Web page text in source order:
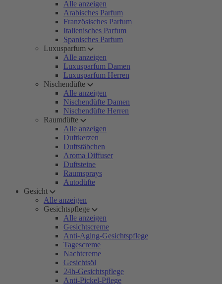
Alle anzeigen
Arabisches Parfum
Französisches Parfum
Italienisches Parfum
Spanisches Parfum
Luxusparfum
Alle anzeigen
Luxusparfum Damen
Luxusparfum Herren
Nischendüfte
Alle anzeigen
Nischendüfte Damen
Nischendüfte Herren
Raumdüfte
Alle anzeigen
Duftkerzen
Duftstäbchen
Aroma Diffuser
Duftsteine
Raumsprays
Autodüfte
Gesicht
Alle anzeigen
Gesichtspflege
Alle anzeigen
Gesichtscreme
Anti-Aging-Gesichtspflege
Tagescreme
Nachtcreme
Gesichtsöl
24h-Gesichtspflege
Anti-Pickel-Pflege